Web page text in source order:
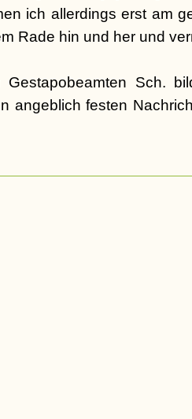
ich allerdings erst am
Rade hin und her und
Gestapobeamten Sch.
angeblich festen